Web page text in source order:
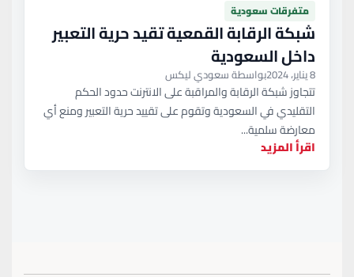
متفرقات سعودية
شبكة الرقابة القمعية تقيد حرية التعبير
داخل السعودية
8 يناير، 2024 بواسطة سعودي ليكس
تتجاوز شبكة الرقابة والمراقبة على الانترنت حدود الحكم
التقليدي في السعودية وتقوم على تقييد حرية التعبير ومنع أي
معارضة سلمية...
اقرأ المزيد